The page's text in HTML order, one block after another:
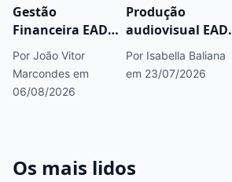
Gestão
Financeira EAD
serve para
trabalhar em
banco? Veja
cargos, áreas e
Por João Vitor
Marcondes em
06/08/2026
Produção
audiovisual EAD:
vale a pena para
trabalhar com
vídeos, redes
Por Isabella Baliana
em 23/07/2026
Os mais lidos